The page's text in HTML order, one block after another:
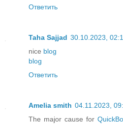
Ответить
Taha Sajjad 30.10.2023,
nice blog
blog
Ответить
Amelia smith 04.11.2023,
The major cause for